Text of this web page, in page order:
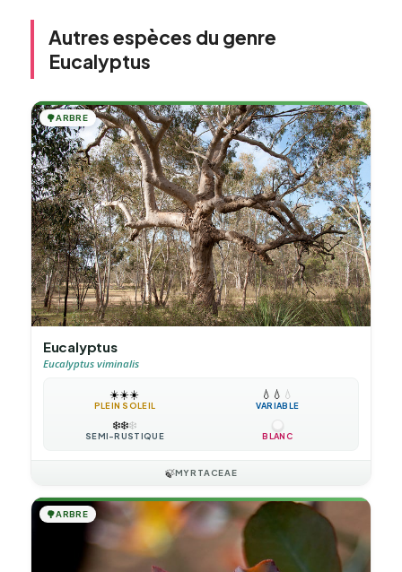
Autres espèces du genre
Eucalyptus
🌳ARBRE
Eucalyptus
Eucalyptus viminalis
☀️☀️☀️
PLEIN SOLEIL
💧 💧 💧
VARIABLE
❄️❄️❄️
SEMI-RUSTIQUE BLANC
🍃MYRTACEAE
🌳ARBRE